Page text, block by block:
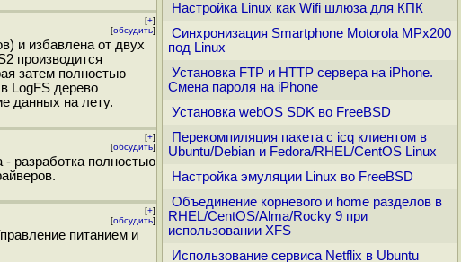
[+]
[обсудить]
и избавлена от двух
производится
затем полностью
LogFS дерево
данных на лету.
[+]
[обсудить]
разработка полностью
[+]
[обсудить]
питанием и
Настройка Linux как Wifi шлюза для КПК
Синхронизация Smartphone Motorola MPx200
под Linux
Установка FTP и HTTP сервера на iPhone.
Смена пароля на iPhone
Установка webOS SDK во FreeBSD
Перекомпиляция пакета с icq клиентом в
Ubuntu/Debian и Fedora/RHEL/CentOS Linux
Настройка эмуляции Linux во FreeBSD
Объединение корневого и home разделов в
RHEL/CentOS/Alma/Rocky 9 при
использовании XFS
Использование сервиса Netflix в Ubuntu